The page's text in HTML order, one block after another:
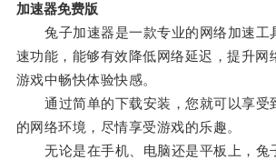
加速器免费版
兔子加速器是一款专业的网络加速工
速功能，能够有效降低网络延迟，提升网
游戏中畅快体验快感。
通过简单的下载安装，您就可以享受
的网络环境，尽情享受游戏的乐趣。
无论是在手机、电脑还是平板上，兔